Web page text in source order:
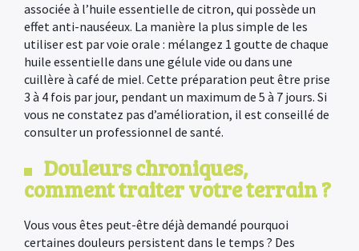
associée à l’huile essentielle de citron, qui possède un
effet anti-nauséeux. La manière la plus simple de les
utiliser est par voie orale : mélangez 1 goutte de chaque
huile essentielle dans une gélule vide ou dans une
cuillère à café de miel. Cette préparation peut être prise
3 à 4 fois par jour, pendant un maximum de 5 à 7 jours. Si
vous ne constatez pas d’amélioration, il est conseillé de
consulter un professionnel de santé.
Douleurs chroniques,
comment traiter votre terrain ?
Vous vous êtes peut-être déjà demandé pourquoi
certaines douleurs persistent dans le temps ? Des